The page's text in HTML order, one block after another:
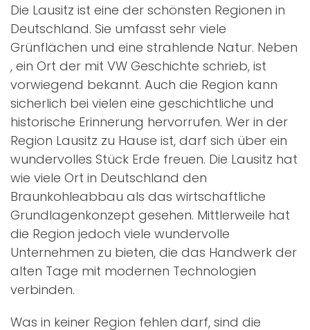
Die Lausitz ist eine der schönsten Regionen in
Deutschland. Sie umfasst sehr viele
Grünflächen und eine strahlende Natur. Neben
, ein Ort der mit VW Geschichte schrieb, ist
vorwiegend bekannt. Auch die Region kann
sicherlich bei vielen eine geschichtliche und
historische Erinnerung hervorrufen. Wer in der
Region Lausitz zu Hause ist, darf sich über ein
wundervolles Stück Erde freuen. Die Lausitz hat
wie viele Ort in Deutschland den
Braunkohleabbau als das wirtschaftliche
Grundlagenkonzept gesehen. Mittlerweile hat
die Region jedoch viele wundervolle
Unternehmen zu bieten, die das Handwerk der
alten Tage mit modernen Technologien
verbinden.
Was in keiner Region fehlen darf, sind die